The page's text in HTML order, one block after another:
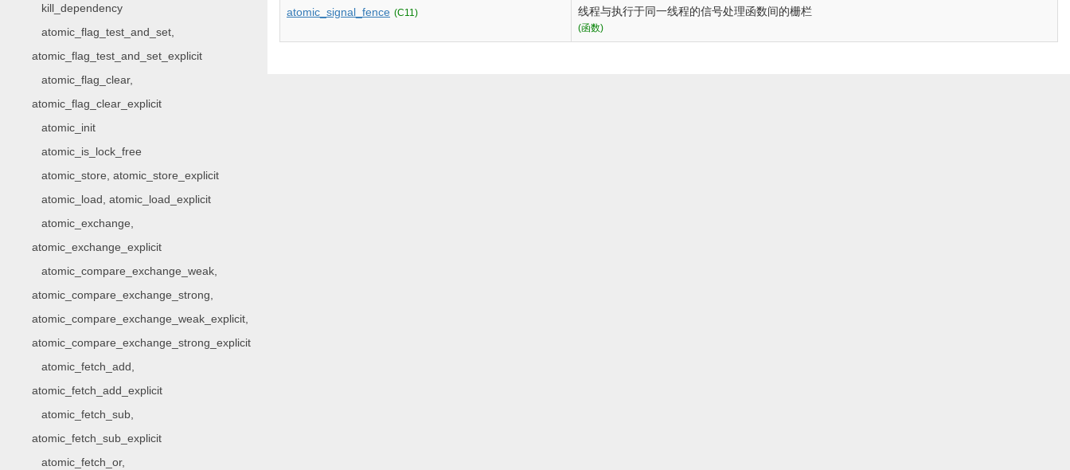
kill_dependency
atomic_flag_test_and_set,
atomic_flag_test_and_set_explicit
atomic_flag_clear,
atomic_flag_clear_explicit
atomic_init
atomic_is_lock_free
atomic_store, atomic_store_explicit
atomic_load, atomic_load_explicit
atomic_exchange,
atomic_exchange_explicit
atomic_compare_exchange_weak,
atomic_compare_exchange_strong,
atomic_compare_exchange_weak_explicit,
atomic_compare_exchange_strong_explicit
atomic_fetch_add,
atomic_fetch_add_explicit
atomic_fetch_sub,
atomic_fetch_sub_explicit
atomic_fetch_or,
atomic_signal_fence (C11) 线程与执行于同一线程的信号处理函数间的栅栏
(函数)